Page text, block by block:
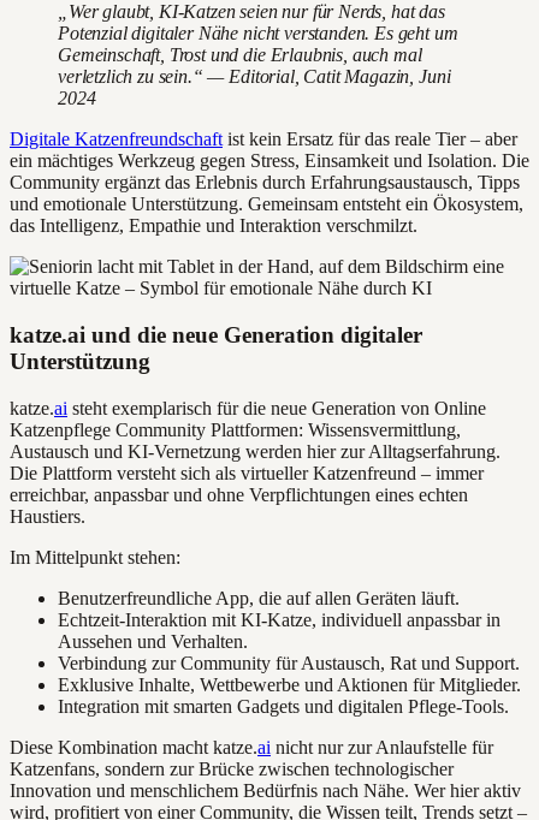
„Wer glaubt, KI-Katzen seien nur für Nerds, hat das
Potenzial digitaler Nähe nicht verstanden. Es geht um
Gemeinschaft, Trost und die Erlaubnis, auch mal
verletzlich zu sein.“ — Editorial, Catit Magazin, Juni
2024
Digitale Katzenfreundschaft ist kein Ersatz für das reale Tier – aber
ein mächtiges Werkzeug gegen Stress, Einsamkeit und Isolation. Die
Community ergänzt das Erlebnis durch Erfahrungsaustausch, Tipps
und emotionale Unterstützung. Gemeinsam entsteht ein Ökosystem,
das Intelligenz, Empathie und Interaktion verschmilzt.
katze.ai und die neue Generation digitaler
Unterstützung
katze.ai steht exemplarisch für die neue Generation von Online
Katzenpflege Community Plattformen: Wissensvermittlung,
Austausch und KI-Vernetzung werden hier zur Alltagserfahrung.
Die Plattform versteht sich als virtueller Katzenfreund – immer
erreichbar, anpassbar und ohne Verpflichtungen eines echten
Haustiers.
Im Mittelpunkt stehen:
Benutzerfreundliche App, die auf allen Geräten läuft.
Echtzeit-Interaktion mit KI-Katze, individuell anpassbar in
Aussehen und Verhalten.
Verbindung zur Community für Austausch, Rat und Support.
Exklusive Inhalte, Wettbewerbe und Aktionen für Mitglieder.
Integration mit smarten Gadgets und digitalen Pflege-Tools.
Diese Kombination macht katze.ai nicht nur zur Anlaufstelle für
Katzenfans, sondern zur Brücke zwischen technologischer
Innovation und menschlichem Bedürfnis nach Nähe. Wer hier aktiv
wird, profitiert von einer Community, die Wissen teilt, Trends setzt –